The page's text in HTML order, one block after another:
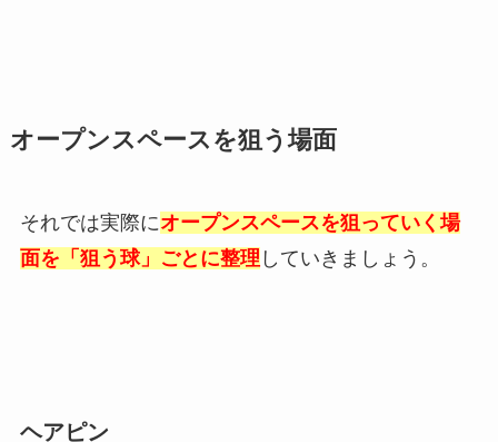
オープンスペースを狙う場面
それでは実際にオープンスペースを狙っていく場
面を「狙う球」ごとに整理 していきましょう。
ヘアピン